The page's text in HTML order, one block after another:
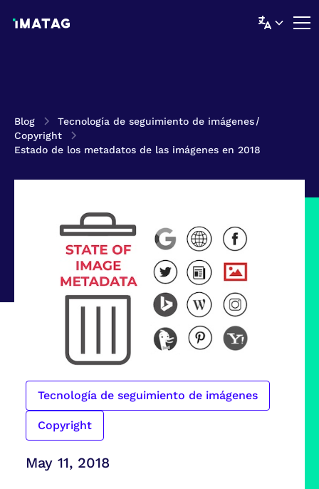
Blog Tecnología de seguimiento de imágenes/
Copyright
Estado de los metadatos de las imágenes en 2018
Tecnología de seguimiento de imágenes
Copyright
May 11, 2018